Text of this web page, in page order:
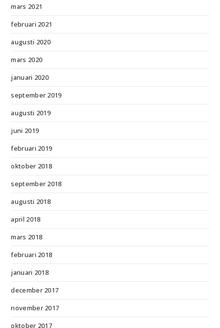
mars 2021
februari 2021
augusti 2020
mars 2020
januari 2020
september 2019
augusti 2019
juni 2019
februari 2019
oktober 2018
september 2018
augusti 2018
april 2018
mars 2018
februari 2018
januari 2018
december 2017
november 2017
oktober 2017